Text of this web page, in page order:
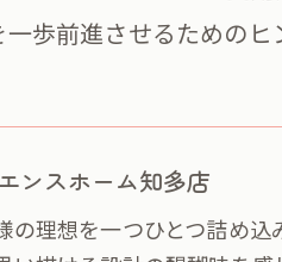
歩前進させるための
ンスホーム知多店
の理想を一つひとつ詰め